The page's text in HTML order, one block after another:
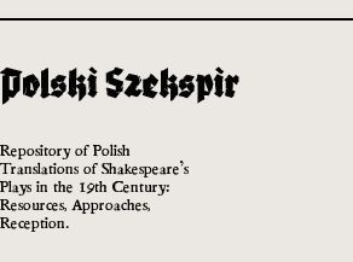
Repository of Polish
Translations of Shakespeare’s
Plays in the 19th Century:
Resources, Approaches,
Reception.